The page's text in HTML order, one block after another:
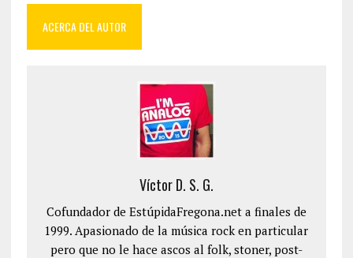
ACERCA DEL AUTOR
Víctor D. S. G.
Cofundador de EstúpidaFregona.net a finales de
1999. Apasionado de la música rock en particular
pero que no le hace ascos al folk, stoner, post-